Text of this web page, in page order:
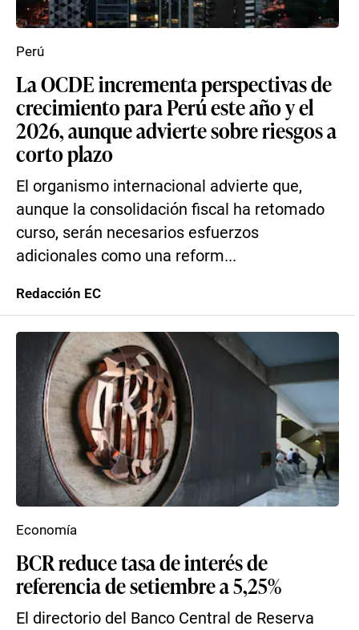
La OCDE incrementa perspectivas de
crecimiento para Perú este año y el
2026, aunque advierte sobre riesgos a
corto plazo
El organismo internacional advierte que,
aunque la consolidación fiscal ha retomado
curso, serán necesarios esfuerzos
adicionales como una reform...
Perú
Redacción EC
BCR reduce tasa de interés de
referencia de setiembre a 5,25%
El directorio del Banco Central de Reserva
Economía